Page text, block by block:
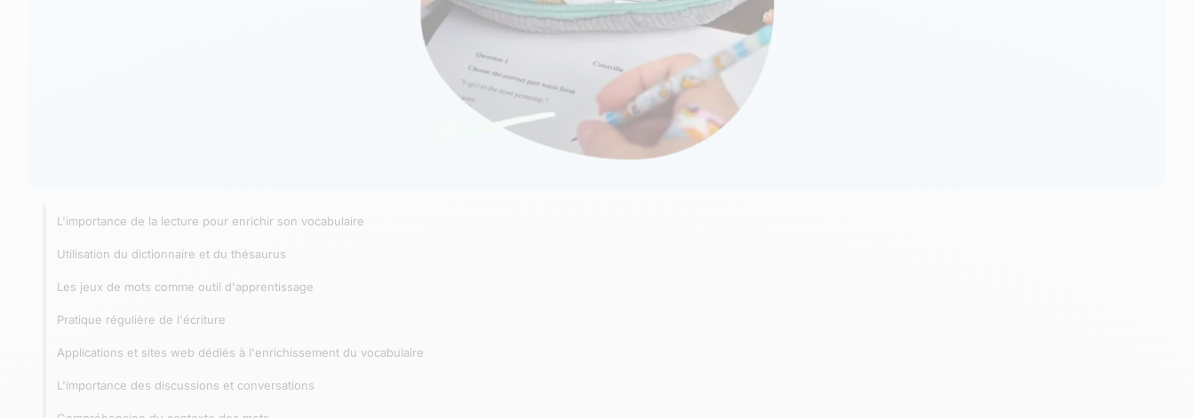
L'importance de la lecture pour enrichir son vocabulaire
Utilisation du dictionnaire et du thésaurus
Les jeux de mots comme outil d'apprentissage
Pratique régulière de l'écriture
Applications et sites web dédiés à l'enrichissement du vocabulaire
L'importance des discussions et conversations